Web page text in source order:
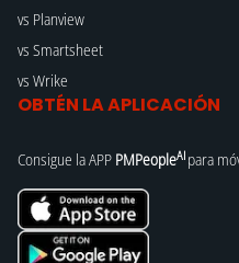
vs Planview
vs Smartsheet
vs Wrike
OBTÉN LA APLICACIÓN
Consigue la APP PMPeopleAI para